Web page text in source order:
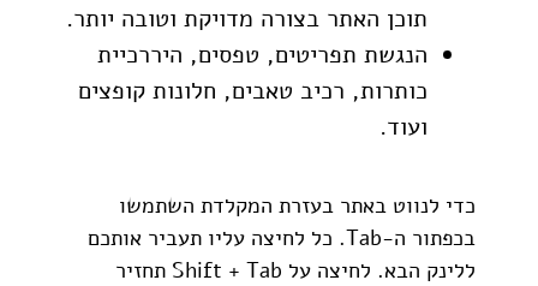
תוכן האתר בצורה מדויקת וטובה יותר.
הנגשת תפריטים, טפסים, היררכיית
כותרות, רכיב טאבים, חלונות קופצים
ועוד.
כדי לנווט באתר בעזרת המקלדת השתמשו
בכפתור ה-Tab. כל לחיצה עליו תעביר אותכם
ללינק הבא. לחיצה על Shift + Tab תחזיר